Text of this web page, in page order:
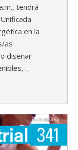
tendrá
en la
as
diseñar